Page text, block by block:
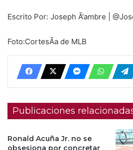
Escrito Por: Joseph Ã‘ambre |
Foto:CortesÃ­a de MLB
Publicaciones
Ronald Acuña Jr. no se
obsesiona por concretar